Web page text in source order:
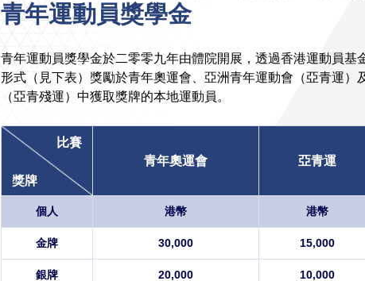
青年運動員獎學金
青年運動員獎學金於二零零九年由體院開展，透過香港運動員基
形式（見下表）獎勵於青年奧運會、亞洲青年運動會（亞青運）
（亞青殘運）中獲取獎牌的本地運動員。
比賽
獎牌
青年奧運會 亞青運
個人 港幣 港幣
金牌 30,000 15,000
銀牌 20,000 10,000